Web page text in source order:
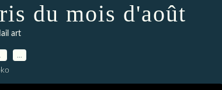
du mois d'août
art